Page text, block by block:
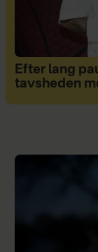
Efter lang
tavsheden